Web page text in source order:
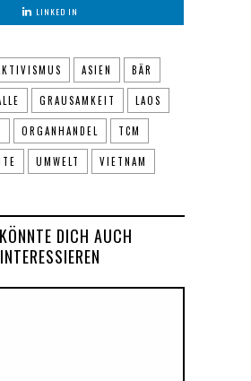
LINKED IN
ASIEN BÄR
GRAUSAMKEIT LAOS
ORGANHANDEL TCM
UMWELT VIETNAM
DICH AUCH
INTERESSIEREN